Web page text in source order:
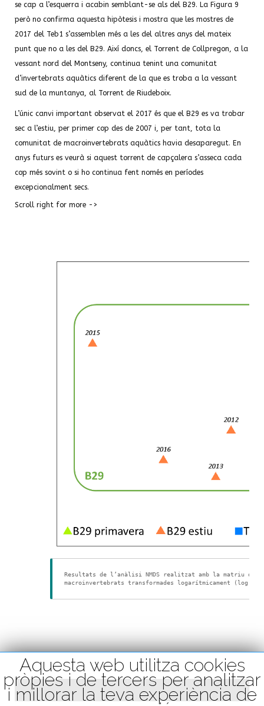
Aquesta web utilitza cookies
pròpies i de tercers per analitzar
i millorar la teva experiència de
se cap a l’esquerra i acabin semblant-se als del B29. La Figura 9
però no confirma aquesta hipòtesis i mostra que les mostres de
2017 del Teb1 s’assemblen més a les del altres anys del mateix
punt que no a les del B29. Així doncs, el Torrent de Collpregon, a la
vessant nord del Montseny, continua tenint una comunitat
d’invertebrats aquàtics diferent de la que es troba a la vessant
sud de la muntanya, al Torrent de Riudeboix.
L’únic canvi important observat el 2017 és que el B29 es va trobar
sec a l’estiu, per primer cop des de 2007 i, per tant, tota la
comunitat de macroinvertebrats aquàtics havia desaparegut. En
anys futurs es veurà si aquest torrent de capçalera s’asseca cada
cop més sovint o si ho continua fent només en períodes
excepcionalment secs.
Scroll right for more ->
Resultats de l’anàlisi NMDS realitzat amb la matriu de
macroinvertebrats transformades logarítmicament (log